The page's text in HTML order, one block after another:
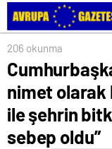
bitkisel hayata
206 okunma
nimet olarak
ile şehrin
sebep oldu”